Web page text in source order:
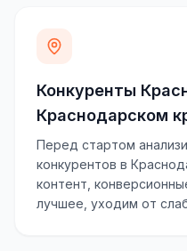
Конкуренты
Краснодарском
Перед стартом
конкурентов в
контент,
лучшее, уходим от